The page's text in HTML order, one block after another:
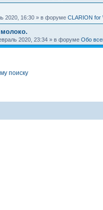
2020, 16:30 » в форуме CLARION for
молоко.
2020, 23:34 » в форуме Обо
поиску